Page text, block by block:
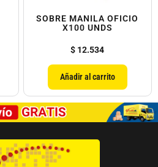
SOBRE MANILA OFICIO
X100 UNDS
$ 12.534
Añadir al carrito